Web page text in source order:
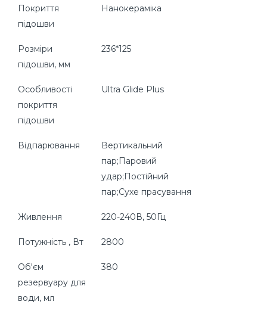
Покриття
підошви
Нанокераміка
Розміри
підошви, мм
236*125
Особливості
покриття
підошви
Ultra Glide Plus
Відпарювання
Вертикальний
пар;Паровий
удар;Постійний
пар;Сухе прасування
Живлення 220-240В, 50Гц
Потужність , Вт 2800
Об'єм
резервуару для
води, мл
380